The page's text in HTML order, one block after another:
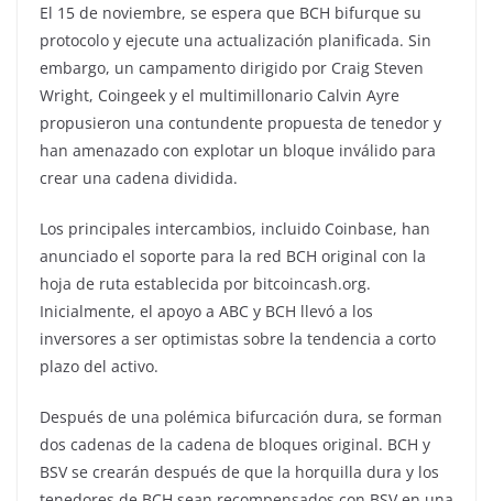
El 15 de noviembre, se espera que BCH bifurque su
protocolo y ejecute una actualización planificada. Sin
embargo, un campamento dirigido por Craig Steven
Wright, Coingeek y el multimillonario Calvin Ayre
propusieron una contundente propuesta de tenedor y
han amenazado con explotar un bloque inválido para
crear una cadena dividida.
Los principales intercambios, incluido Coinbase, han
anunciado el soporte para la red BCH original con la
hoja de ruta establecida por bitcoincash.org.
Inicialmente, el apoyo a ABC y BCH llevó a los
inversores a ser optimistas sobre la tendencia a corto
plazo del activo.
Después de una polémica bifurcación dura, se forman
dos cadenas de la cadena de bloques original. BCH y
BSV se crearán después de que la horquilla dura y los